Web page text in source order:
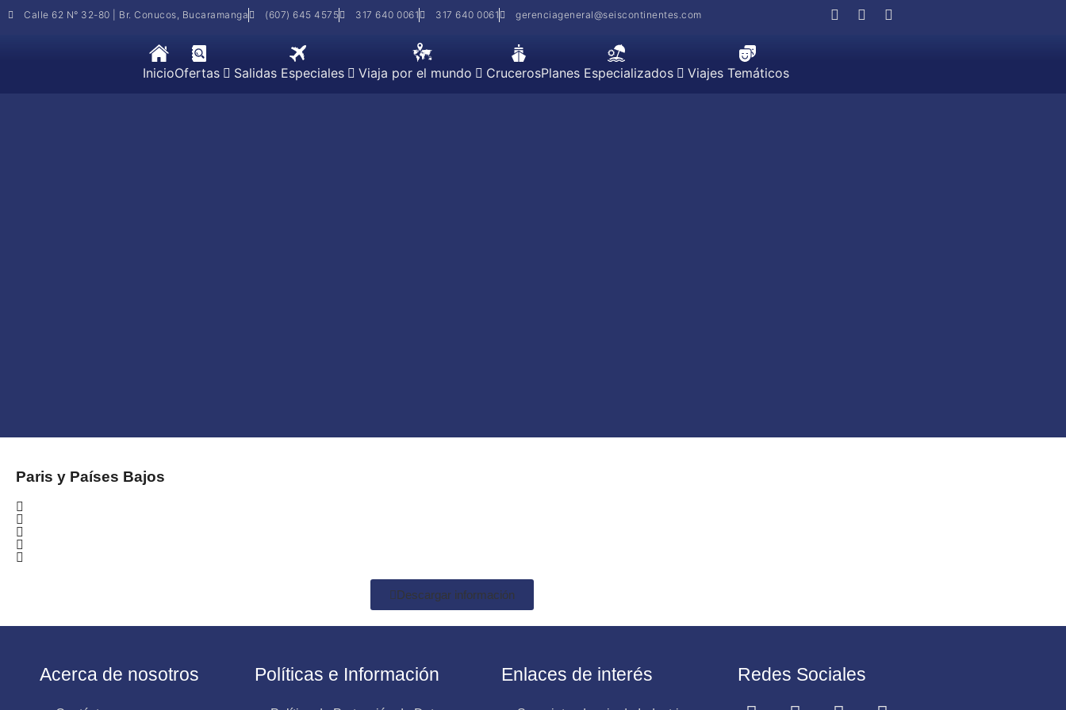
Calle 62 N° 32-80 | Br. Conucos, Bucaramanga (607) 645 4575 317 640 0061 317 640 0061 gerenciageneral@seiscontinentes.com
InicioOfertas Salidas Especiales Viaja por el mundo CrucerosPlanes Especializados Viajes Temáticos
Paris y Países Bajos
Descargar información
Acerca de nosotros Políticas e Información Enlaces de interés Redes Sociales